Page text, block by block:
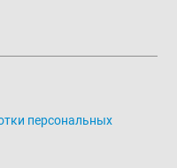
персональных